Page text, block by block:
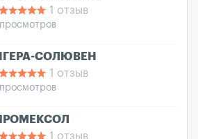
1 отзыв
СОЛЮВЕН
1 отзыв
1 отзыв